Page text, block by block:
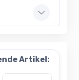
Artikel: